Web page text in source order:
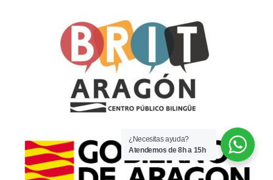
¿Necesitas ayuda?
Atendemos de 8h a 15h